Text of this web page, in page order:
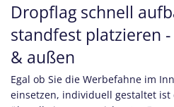
Dropflag schnell
standfest platzieren
& außen
Egal ob Sie die Werbefahne im
einsetzen, individuell gestaltet